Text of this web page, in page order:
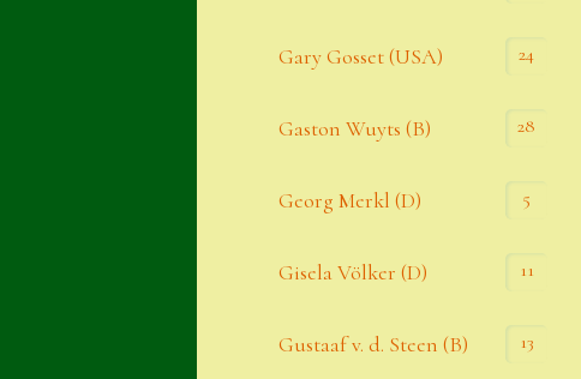
Gary Gosset (USA) 24
Gaston Wuyts (B) 28
Georg Merkl (D) 5
Gisela Völker (D) 11
Gustaaf v. d. Steen (B) 13